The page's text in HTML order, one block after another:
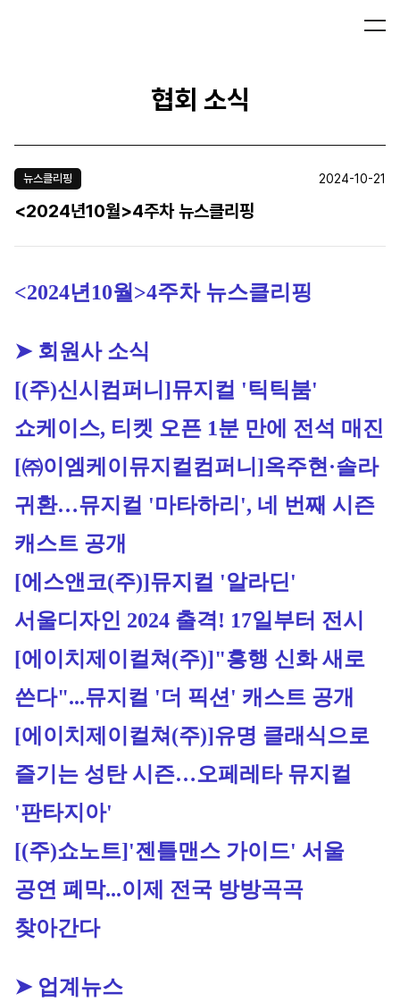
협회 소식
뉴스클리핑 2024-10-21
<2024년10월>4주차 뉴스클리핑
<2024년10월>4주차 뉴스클리핑
➤ 회원사 소식
[(주)신시컴퍼니]뮤지컬 '틱틱붐'
쇼케이스, 티켓 오픈 1분 만에 전석 매진
[㈜이엠케이뮤지컬컴퍼니]옥주현·솔라
귀환…뮤지컬 '마타하리', 네 번째 시즌
캐스트 공개
[에스앤코(주)]뮤지컬 '알라딘'
서울디자인 2024 출격! 17일부터 전시
[에이치제이컬쳐(주)]"흥행 신화 새로
쓴다"...뮤지컬 '더 픽션' 캐스트 공개
[에이치제이컬쳐(주)]유명 클래식으로
즐기는 성탄 시즌…오페레타 뮤지컬
'판타지아'
[(주)쇼노트]'젠틀맨스 가이드' 서울
공연 폐막...이제 전국 방방곡곡
찾아간다
➤ 업계뉴스